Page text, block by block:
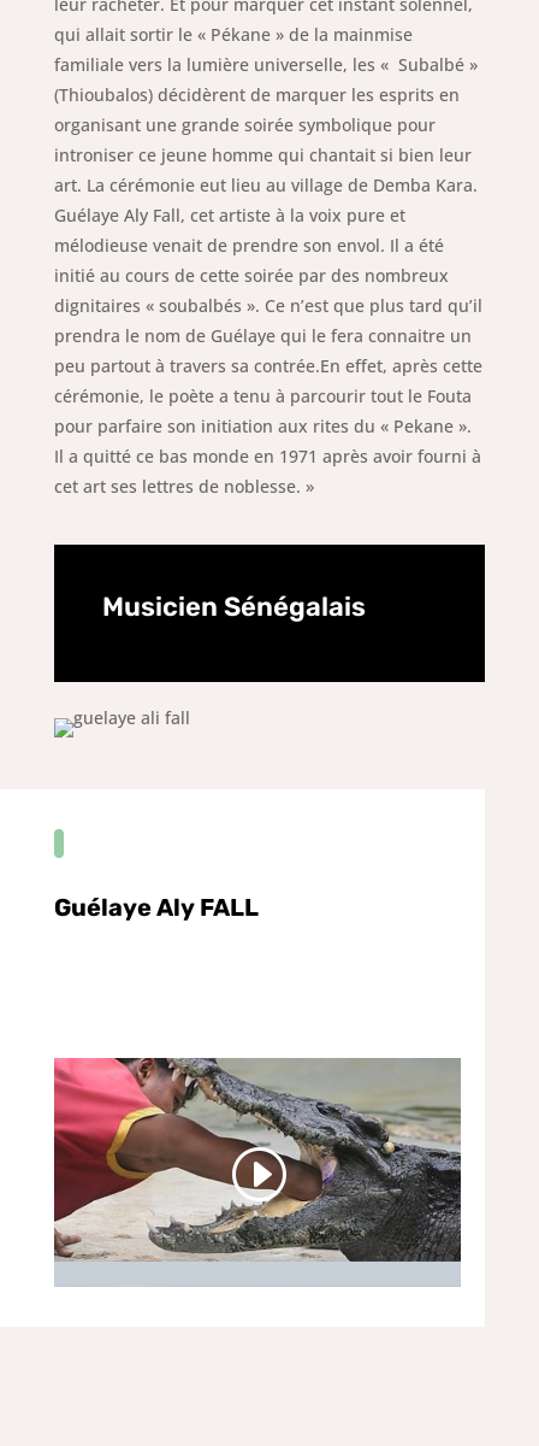
qui allait sortir le « Pékane » de la mainmise
familiale vers la lumière universelle, les « Subalbé »
(Thioubalos) décidèrent de marquer les esprits en
organisant une grande soirée symbolique pour
introniser ce jeune homme qui chantait si bien leur
art. La cérémonie eut lieu au village de Demba Kara.
Guélaye Aly Fall, cet artiste à la voix pure et
mélodieuse venait de prendre son envol. Il a été
initié au cours de cette soirée par des nombreux
dignitaires « soubalbés ». Ce n’est que plus tard qu’il
prendra le nom de Guélaye qui le fera connaitre un
peu partout à travers sa contrée.En effet, après cette
cérémonie, le poète a tenu à parcourir tout le Fouta
pour parfaire son initiation aux rites du « Pekane ».
Il a quitté ce bas monde en 1971 après avoir fourni à
cet art ses lettres de noblesse. »
Musicien Sénégalais
Guélaye Aly FALL